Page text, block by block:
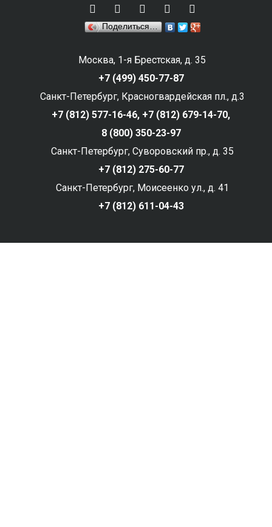
Поделиться…
Москва, 1-я Брестская, д. 35
+7 (499) 450-77-87
Санкт-Петербург, Красногвардейская пл., д.3
+7 (812) 577-16-46, +7 (812) 679-14-70,
8 (800) 350-23-97
Санкт-Петербург, Суворовский пр., д. 35
+7 (812) 275-60-77
Санкт-Петербург, Моисеенко ул., д. 41
+7 (812) 611-04-43